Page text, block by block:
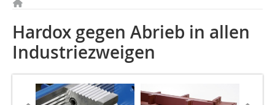
Hardox gegen Abrieb in allen
Industriezweigen